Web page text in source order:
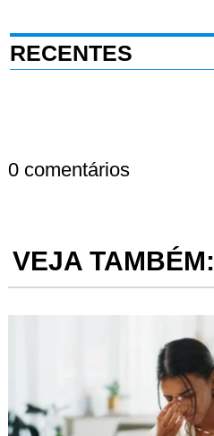
RECENTES
0 comentários
VEJA TAMBÉM: